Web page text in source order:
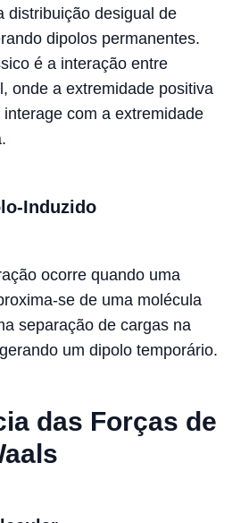
distribuição desigual de
dipolos permanentes.
é a interação entre
onde a extremidade positiva
com a extremidade
Induzido
ocorre quando uma
se de uma molécula
separação de cargas na
um dipolo temporário.
das Forças de